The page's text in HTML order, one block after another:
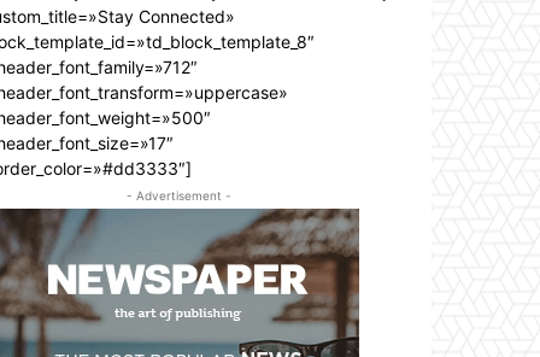
Connected»
- Advertisement -